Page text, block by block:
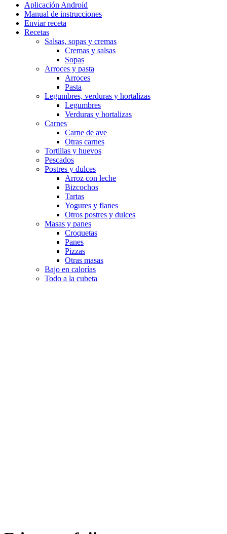
Aplicación Android
Manual de instrucciones
Enviar receta
Recetas
Salsas, sopas y cremas
Cremas y salsas
Sopas
Arroces y pasta
Arroces
Pasta
Legumbres, verduras y hortalizas
Legumbres
Verduras y hortalizas
Carnes
Carne de ave
Otras carnes
Tortillas y huevos
Pescados
Postres y dulces
Arroz con leche
Bizcochos
Tartas
Yogures y flanes
Otros postres y dulces
Masas y panes
Croquetas
Panes
Pizzas
Otras masas
Bajo en calorías
Todo a la cubeta